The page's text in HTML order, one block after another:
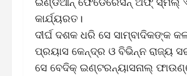
କାର୍ଯ୍ୟରତ।
ଦୀର୍ଘ ଦଶକ ଧରି ସେ ସାମ୍ବାଦିକଙ୍କ
ପ୍ରୟାସ କେନ୍ଦ୍ର ଓ ବିଭିନ୍ନ ରାଜ୍ୟ
ସେ ବେଦିକ୍ ଇଣ୍ଟରନ୍ୟାସନାଲ୍